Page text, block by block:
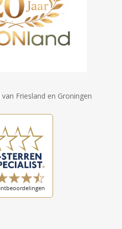
Friesland en Groningen